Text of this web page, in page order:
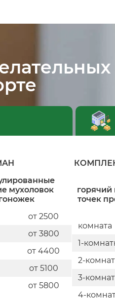
мухоловок
от 2500
от 3800
от 4400
от 5100
от 5800
горячий
точек
комната
1-
2-
3-
4-